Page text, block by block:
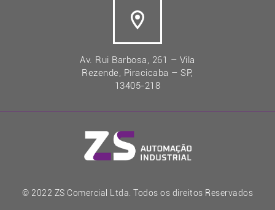
Av. Rui Barbosa, 261 – Vila
Rezende, Piracicaba – SP,
13405-218
© 2022 ZS Comercial Ltda. Todos os direitos Reservados